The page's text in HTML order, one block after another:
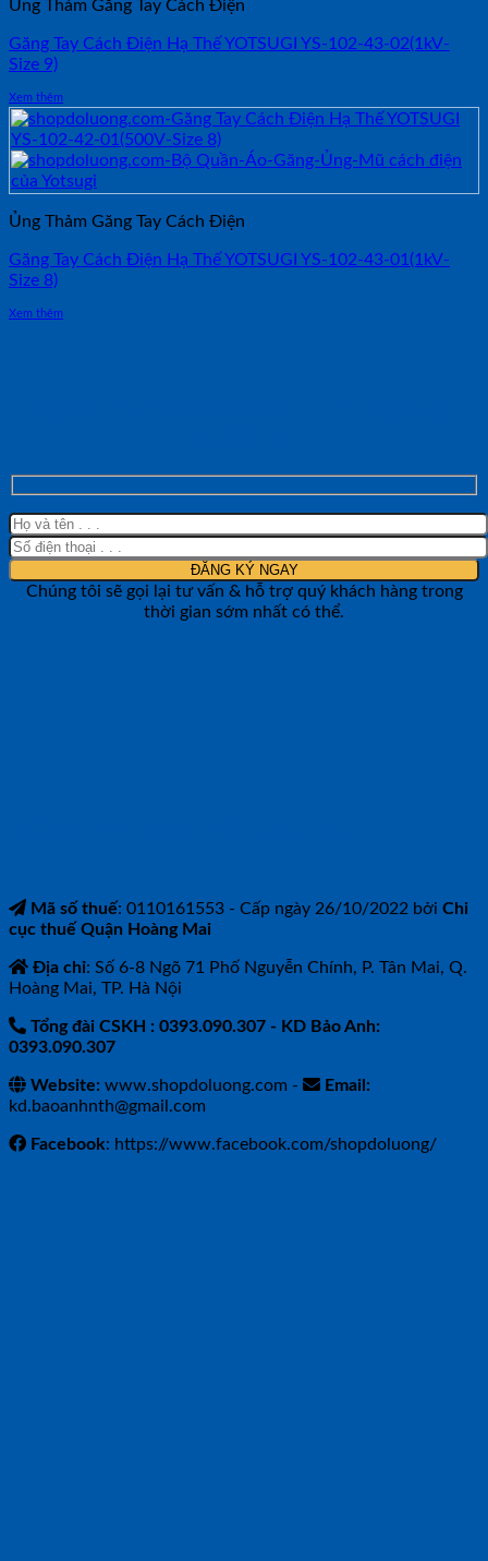
Ủng Thảm Găng Tay Cách Điện
Găng Tay Cách Điện Hạ Thế YOTSUGI YS-102-43-02(1kV-
Size 9)
Xem thêm
Ủng Thảm Găng Tay Cách Điện
Găng Tay Cách Điện Hạ Thế YOTSUGI YS-102-43-01(1kV-
Size 8)
Xem thêm
Chúng tôi sẽ gọi lại tư vấn & hỗ trợ quý khách hàng trong
thời gian sớm nhất có thể.
Mã số thuế: 0110161553 - Cấp ngày 26/10/2022 bởi Chi
cục thuế Quận Hoàng Mai
Địa chỉ: Số 6-8 Ngõ 71 Phố Nguyễn Chính, P. Tân Mai, Q.
Hoàng Mai, TP. Hà Nội
Tổng đài CSKH : 0393.090.307 - KD Bảo Anh:
0393.090.307
Website: www.shopdoluong.com -
Email:
kd.baoanhnth@gmail.com
Facebook: https://www.facebook.com/shopdoluong/